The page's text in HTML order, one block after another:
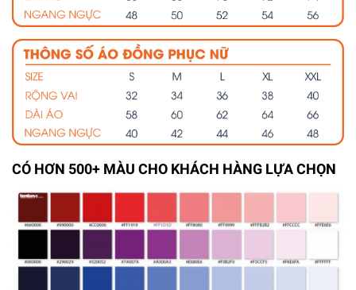
CÓ HƠN 500+ MÀU CHO KHÁCH HÀNG LỰA CHỌN